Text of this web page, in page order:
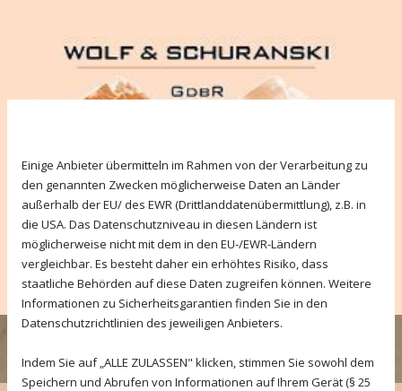
Einige Anbieter übermitteln im Rahmen von der Verarbeitung zu
den genannten Zwecken möglicherweise Daten an Länder
außerhalb der EU/ des EWR (Drittlanddatenübermittlung), z.B. in
die USA. Das Datenschutzniveau in diesen Ländern ist
möglicherweise nicht mit dem in den EU-/EWR-Ländern
vergleichbar. Es besteht daher ein erhöhtes Risiko, dass
staatliche Behörden auf diese Daten zugreifen können. Weitere
Informationen zu Sicherheitsgarantien finden Sie in den
Datenschutzrichtlinien des jeweiligen Anbieters.
Indem Sie auf „ALLE ZULASSEN" klicken, stimmen Sie sowohl dem
Speichern und Abrufen von Informationen auf Ihrem Gerät (§ 25